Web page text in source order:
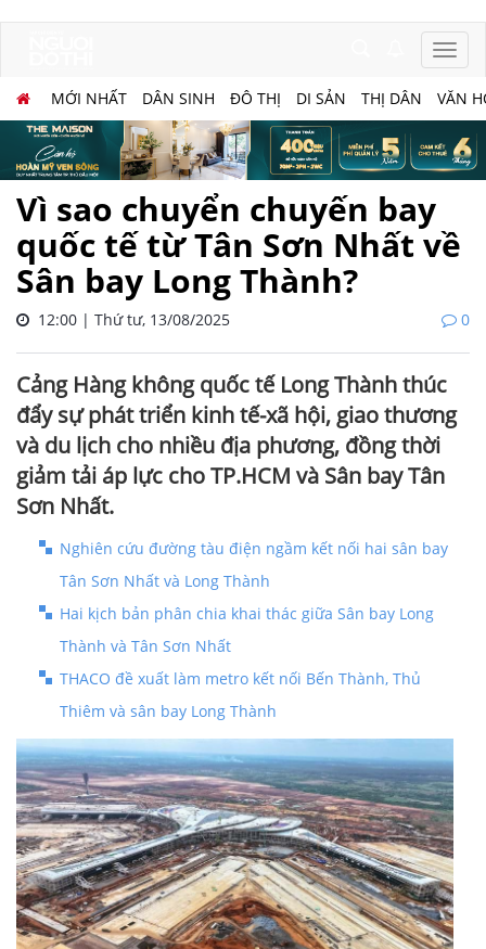
MỚI NHẤT DÂN SINH ĐÔ THỊ DI SẢN THỊ DÂN VĂN
Vì sao chuyển chuyến bay
quốc tế từ Tân Sơn Nhất về
Sân bay Long Thành?
12:00 | Thứ tư, 13/08/2025 0
Cảng Hàng không quốc tế Long Thành thúc
đẩy sự phát triển kinh tế-xã hội, giao thương
và du lịch cho nhiều địa phương, đồng thời
giảm tải áp lực cho TP.HCM và Sân bay Tân
Sơn Nhất.
Nghiên cứu đường tàu điện ngầm kết nối hai sân bay
Tân Sơn Nhất và Long Thành
Hai kịch bản phân chia khai thác giữa Sân bay Long
Thành và Tân Sơn Nhất
THACO đề xuất làm metro kết nối Bến Thành, Thủ
Thiêm và sân bay Long Thành